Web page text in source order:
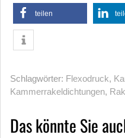
teilen
Schlagwörter: Flexodruck,
Kammerrakeldichtungen,
Das könnte Sie